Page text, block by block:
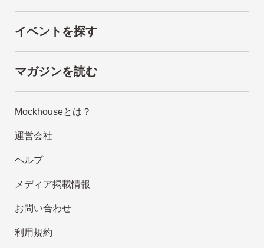
イベントを探す
マガジンを読む
Mockhouseとは？
運営会社
ヘルプ
メディア掲載情報
お問い合わせ
利用規約